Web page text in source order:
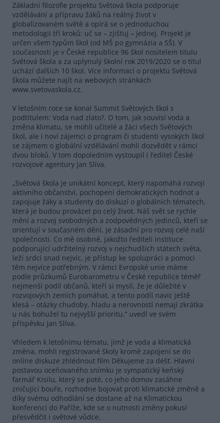
Základní filozofie projektu Světová škola podporuje
vzdělávání a přípravu žáků na reálný život v
globalizovaném světě a opírá se o jednoduchou
metodologii tří kroků: uč se – zjišťuj – jednej. Projekt je
určen všem typům škol (od MŠ po gymnázia a SŠ). V
současnosti je v České republice 96 škol nositelem titulu
Světová škola a za uplynulý školní rok 2019/2020 se o titul
uchází dalších 10 škol. Více informací o projektu Světová
škola můžete najít na webových stránkách
www.svetovaskola.cz.
V letošním roce se konal Summit Světových škol s
podtitulem: Voda nad zlato?. O tom, jak souvisí voda a
změna klimatu, se mohli učitelé a žáci všech Světových
škol, ale i noví zájemci o program či studenti vysokých škol
se zájmem o globální vzdělávání mohli dozvědět v rámci
dvou bloků. V tom dopoledním vystoupil i ředitel České
rozvojové agentury Jan Slíva.
„Světová škola je unikátní koncept, který napomáhá rozvoji
aktivního občanství, pochopení demokratických hodnot a
zapojuje žáky a studenty do diskuzí o globálních tématech,
která je budou provázet po celý život. Náš svět se rychle
mění a rozvoj svobodných a zodpovědných jedinců, kteří se
orientují v současném dění, je zásadní pro rozvoj celé naší
společnosti. Co mě osobně, jakožto řediteli instituce
podporující udržitelný rozvoj v nejchudších státech světa,
leží srdci snad nejvíc, je přístup ke spolupráci a pomoci
těm nejvíce potřebným. V rámci Evropské unie máme
podle průzkumů Eurobarometru v České republice téměř
nejmenší podíl občanů, kteří si myslí, že je důležité v
rozvojových zemích pomáhat, a tento podíl navíc ještě
klesá – otázky chudoby, hladu a nerovností nemají zkrátka
u nás bohužel tu nejvyšší prioritu,“ uvedl ve svém
příspěvku Jan Slíva.
Vhledem k letošnímu tématu, jímž je voda a klimatická
změna, mohli registrované školy kromě zapojení se do
online diskuze zhlédnout film Děkujeme za déšť. Hlavní
postavou oceňovaného snímku je sympatický keňský
farmář Kisilu, který se poté, co jeho domov zasáhne
zničující bouře, rozhodne bojovat proti klimatické změně a
díky svému odhodlání se dostane až na Klimatickou
konferenci do Paříže, kde se o nutnosti změny pokusí
přesvědčit i světové vůdce.